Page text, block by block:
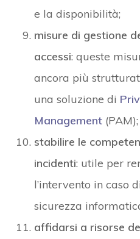
e la disponibilità;
misure di gestione
accessi: queste
ancora più
una soluzione di
Management(PAM);
stabilire le
incidenti: utile per
l’intervento in caso
sicurezza
affidarsi a risorse